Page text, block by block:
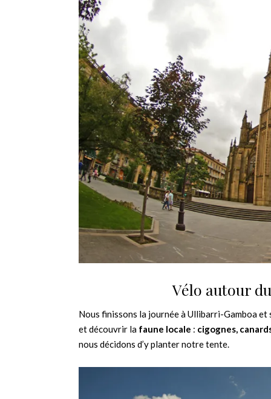
Vélo autour
Nous finissons la journée à Ullibarri-Gamboa et
et découvrir la faune locale : cigognes,
nous décidons d’y planter notre tente.